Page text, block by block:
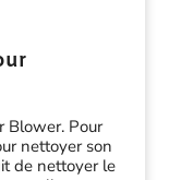
Blower. Pour
nettoyer son
de nettoyer le